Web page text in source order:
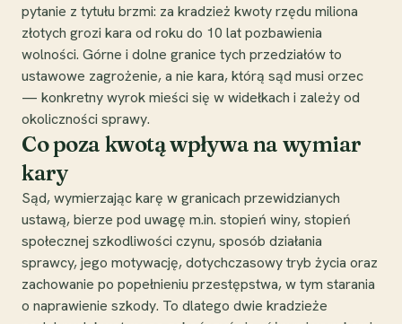
pytanie z tytułu brzmi: za kradzież kwoty rzędu miliona
złotych grozi kara od roku do 10 lat pozbawienia
wolności. Górne i dolne granice tych przedziałów to
ustawowe zagrożenie, a nie kara, którą sąd musi orzec
— konkretny wyrok mieści się w widełkach i zależy od
okoliczności sprawy.
Co poza kwotą wpływa na wymiar
kary
Sąd, wymierzając karę w granicach przewidzianych
ustawą, bierze pod uwagę m.in. stopień winy, stopień
społecznej szkodliwości czynu, sposób działania
sprawcy, jego motywację, dotychczasowy tryb życia oraz
zachowanie po popełnieniu przestępstwa, w tym starania
o naprawienie szkody. To dlatego dwie kradzieże